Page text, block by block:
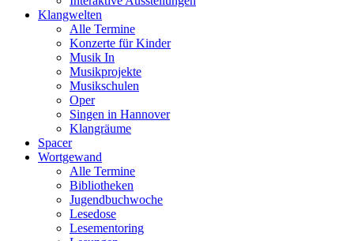
Klangwelten
Alle Termine
Konzerte für Kinder
Musik In
Musikprojekte
Musikschulen
Oper
Singen in Hannover
Klangräume
Spacer
Wortgewand
Alle Termine
Bibliotheken
Jugendbuchwoche
Lesedose
Lesementoring